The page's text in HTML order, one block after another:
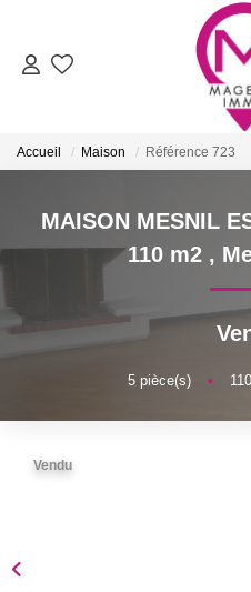
FAIRE
BIENS
NOTRE
Accueil Maison Référence 723
MAISON MESNIL
110 m2 ,
5pièce(s) • 110
Vendu